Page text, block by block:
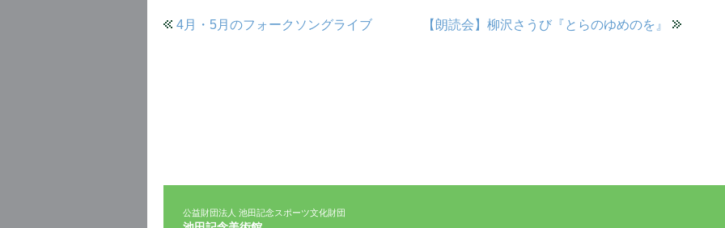
4月・5月のフォークソングライブ 【朗読会】柳沢さうび『とらのゆめのを』
公益財団法人 池田記念スポーツ文化財団